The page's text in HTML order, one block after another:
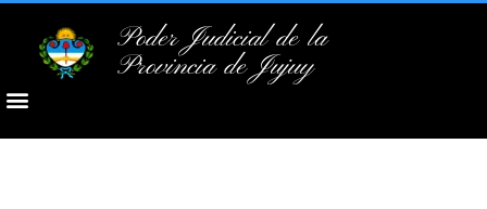
Poder Judicial de la
Provincia de Jujuy